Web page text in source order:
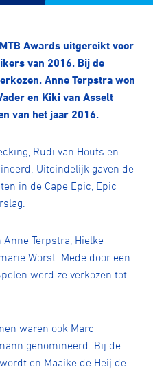
Awards uitgereikt voor
van 2016. Bij de
Anne Terpstra won
en Kiki van Asselt
van het jaar 2016.
Rudi van Houts en
Uiteindelijk gaven de
in de Cape Epic, Epic
Terpstra, Hielke
Worst. Mede door een
werd ze verkozen tot
waren ook Marc
genomineerd. Bij de
en Maaike de Heij de
Biketrial
Fixed gear